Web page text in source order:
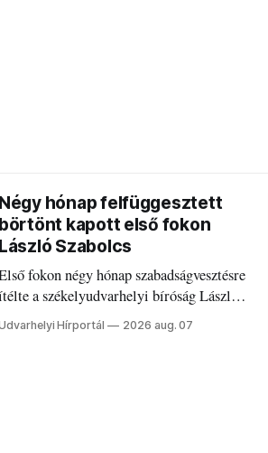
Négy hónap felfüggesztett
börtönt kapott első fokon
László Szabolcs
fokon négy hónap szabadságvesztésre
a székelyudvarhelyi bíróság László
Hírportál 2026 aug. 07